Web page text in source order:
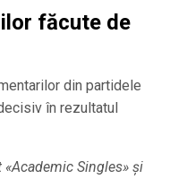
făcute de
din partidele
în rezultatul
Singles» și